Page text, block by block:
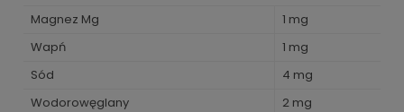
Magnez Mg
1 mg
Wapń
1 mg
Sód
4 mg
Wodorowęglany
2 mg